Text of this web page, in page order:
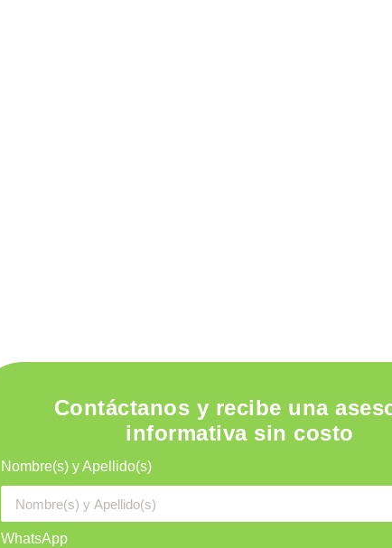
Contáctanos y recibe una
informativa sin costo
Nombre(s) y Apellido(s)
WhatsApp